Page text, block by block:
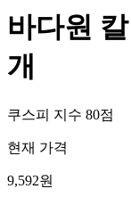
바다원
개
쿠스피 지수 80점
현재 가격
9,592원